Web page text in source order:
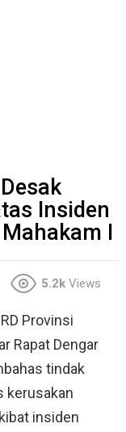
Insiden
I
5.2k Views
Provinsi
Rapat Dengar
tindak
kerusakan
insiden